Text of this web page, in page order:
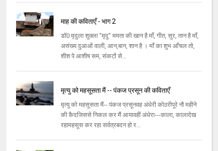
माह की कविताएँ - भाग 2
डॉ0 मृदुला शुक्ला "मृदु" ममता की खान है माँ, गीत, सुर, तान है माँ,
असंख्य दुआओं वाली, आन,बान, शान है । माँ का शुभ आँचल तो,
शीश पे आशीष सम, संकटों से...
मृत्यु को महसूसता मैं -- पंकज प्रसून की कविताएँ
मृत्यु को महसूसता मैं-- पंकज प्रसूनवह अंधेरी कोठरीपूरे नौ महीने
की कैदजिससे निकल कर मैं आयावहीं अंधेरा---काला, कालादेख
रहामहसूस कर रहा सर्वत्रबदन हो र...